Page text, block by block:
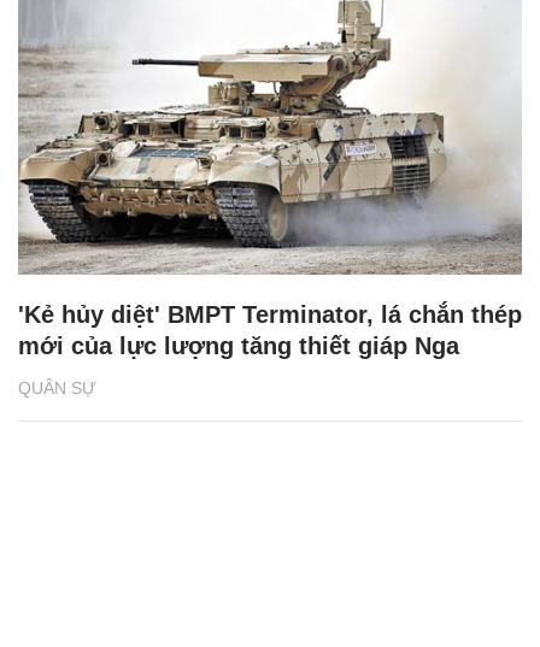
QUÂN SỰ
'Kẻ hủy diệt' BMPT Terminator, lá chắn thép
mới của lực lượng tăng thiết giáp Nga